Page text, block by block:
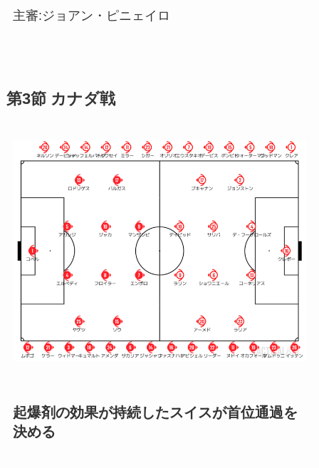
主審:ジョアン・ピニェイロ
第3節 カナダ戦
起爆剤の効果が持続したスイスが首位通過を
決める